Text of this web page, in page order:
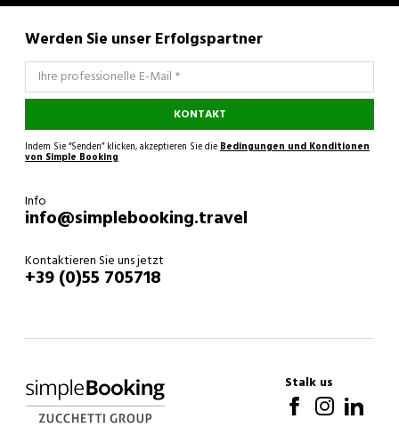
Werden Sie unser Erfolgspartner
KONTAKT
Indem Sie “Senden” klicken, akzeptieren Sie dieBedingungen und Konditionen
von Simple Booking
Info
info@simplebooking.travel
Kontaktieren Sie uns jetzt
+39 (0)55 705718
Stalk us